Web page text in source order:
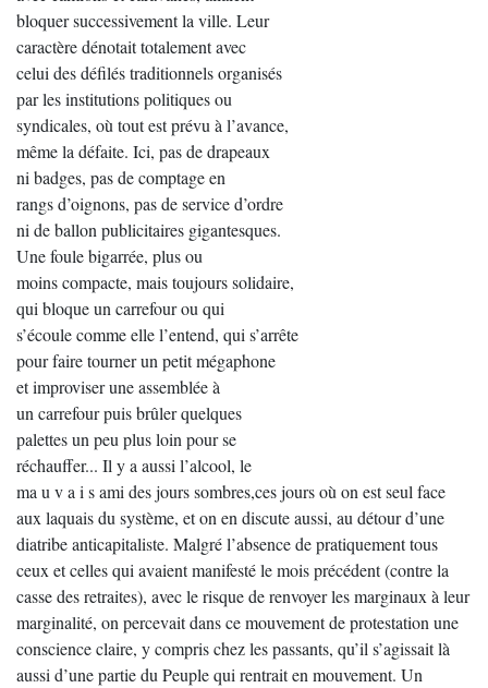
bloquer successivement la ville. Leur
caractère dénotait totalement avec
celui des défilés traditionnels organisés
par les institutions politiques ou
syndicales, où tout est prévu à l’avance,
même la défaite. Ici, pas de drapeaux
ni badges, pas de comptage en
rangs d’oignons, pas de service d’ordre
ni de ballon publicitaires gigantesques.
Une foule bigarrée, plus ou
moins compacte, mais toujours solidaire,
qui bloque un carrefour ou qui
s’écoule comme elle l’entend, qui s’arrête
pour faire tourner un petit mégaphone
et improviser une assemblée à
un carrefour puis brûler quelques
palettes un peu plus loin pour se
réchauffer... Il y a aussi l’alcool, le
ma u v a i s ami des jours sombres,ces jours où on est seul face
aux laquais du système, et on en discute aussi, au détour d’une
diatribe anticapitaliste. Malgré l’absence de pratiquement tous
ceux et celles qui avaient manifesté le mois précédent (contre la
casse des retraites), avec le risque de renvoyer les marginaux à leur
marginalité, on percevait dans ce mouvement de protestation une
conscience claire, y compris chez les passants, qu’il s’agissait là
aussi d’une partie du Peuple qui rentrait en mouvement. Un